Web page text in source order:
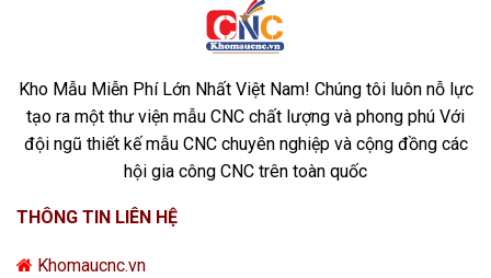
Kho Mẫu Miễn Phí Lớn Nhất Việt Nam! Chúng tôi luôn nỗ lực
tạo ra một thư viện mẫu CNC chất lượng và phong phú Với
đội ngũ thiết kế mẫu CNC chuyên nghiệp và cộng đồng các
hội gia công CNC trên toàn quốc
THÔNG TIN LIÊN HỆ
Khomaucnc.vn